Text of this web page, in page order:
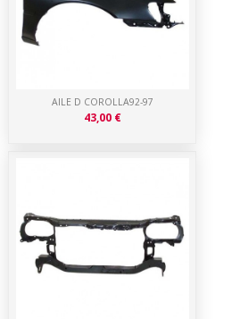
AILE D COROLLA92-97
43,00 €